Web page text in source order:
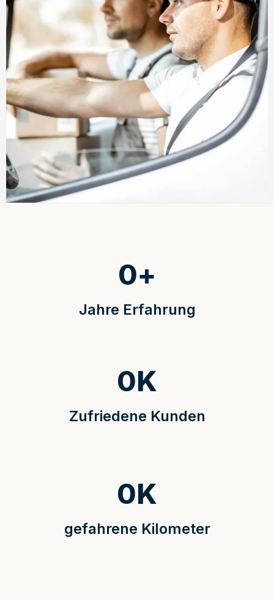
Jahre Erfahrung
0+
Zufriedene Kunden
0K
gefahrene Kilometer
0K